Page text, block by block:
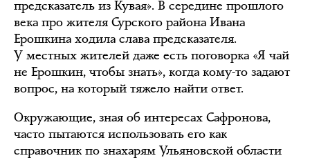
предсказатель из Кувая». В середине прошлого
века про жителя Сурского района Ивана
Ерошкина ходила слава предсказателя.
У местных жителей даже есть поговорка «Я чай
не Ерошкин, чтобы знать», когда кому-то задают
вопрос, на который тяжело найти ответ.
Окружающие, зная об интересах Сафронова,
часто пытаются использовать его как
справочник по знахарям Ульяновской области